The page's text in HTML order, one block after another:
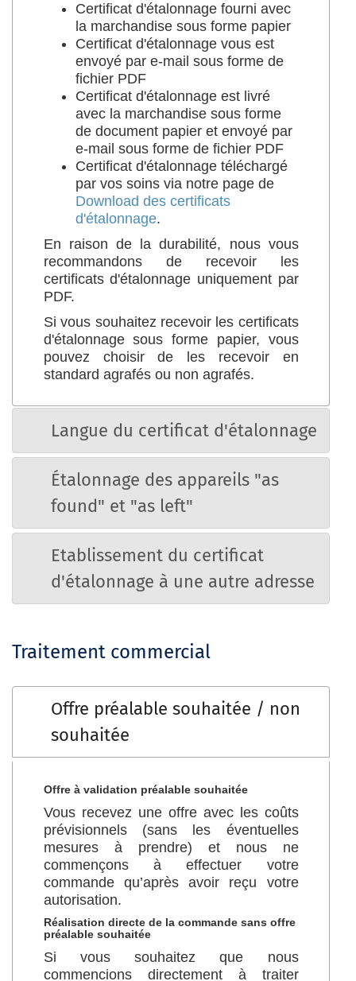
Certificat d'étalonnage fourni avec
la marchandise sous forme papier
Certificat d'étalonnage vous est
envoyé par e-mail sous forme de
fichier PDF
Certificat d'étalonnage est livré
avec la marchandise sous forme
de document papier et envoyé par
e-mail sous forme de fichier PDF
Certificat d'étalonnage téléchargé
par vos soins via notre page de
Download des certificats
d'étalonnage.
En raison de la durabilité, nous vous
recommandons de recevoir les
certificats d'étalonnage uniquement par
PDF.
Si vous souhaitez recevoir les certificats
d'étalonnage sous forme papier, vous
pouvez choisir de les recevoir en
standard agrafés ou non agrafés.
Langue du certificat d'étalonnage
Étalonnage des appareils "as
found" et "as left"
Etablissement du certificat
d'étalonnage à une autre adresse
Traitement commercial
Offre préalable souhaitée / non
souhaitée
Offre à validation préalable souhaitée
Vous recevez une offre avec les coûts
prévisionnels (sans les éventuelles
mesures à prendre) et nous ne
commençons à effectuer votre
commande qu’après avoir reçu votre
autorisation.
Réalisation directe de la commande sans offre
préalable souhaitée
Si vous souhaitez que nous
commencions directement à traiter